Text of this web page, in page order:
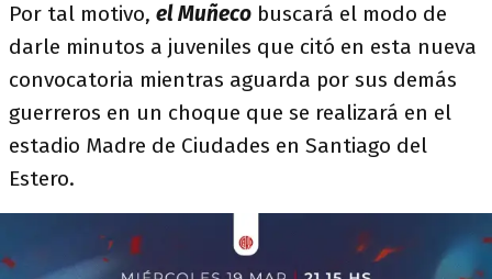
Por tal motivo, el Muñeco buscará el modo de
darle minutos a juveniles que citó en esta nueva
convocatoria mientras aguarda por sus demás
guerreros en un choque que se realizará en el
estadio Madre de Ciudades en Santiago del
Estero.